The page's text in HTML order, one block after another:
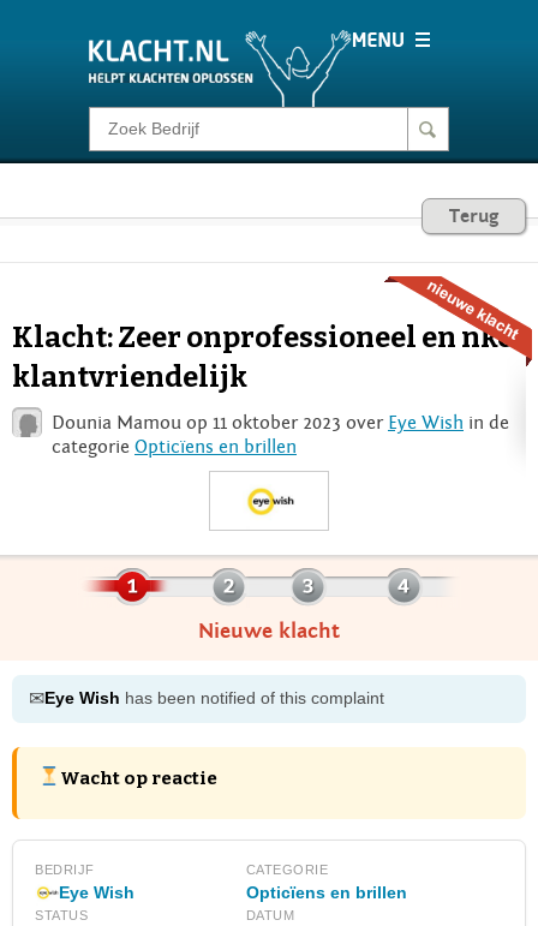
Klacht melden
Consumentenrecht
Voor Bedrijven
Login
Terug
Klacht: Zeer onprofessioneel en nket
klantvriendelijk
Dounia Mamou op 11 oktober 2023 over Eye Wish in de
categorie Opticïens en brillen
Nieuwe klacht
✉Eye Wish has been notified of this complaint
Wacht op reactie
BEDRIJF
Eye Wish
CATEGORIE
Opticïens en brillen
STATUS DATUM